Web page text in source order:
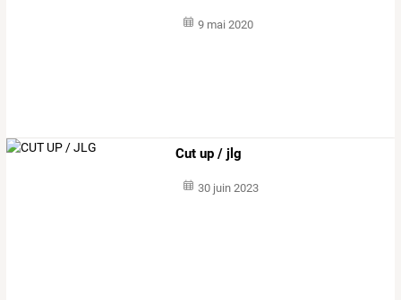
9 mai 2020
Cut up / jlg
30 juin 2023